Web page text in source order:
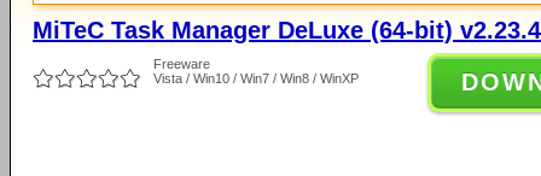
MiTeC Task Manager DeLuxe (64-bit) v2.23.4
Freeware
Vista / Win10 / Win7 / Win8 / WinXP